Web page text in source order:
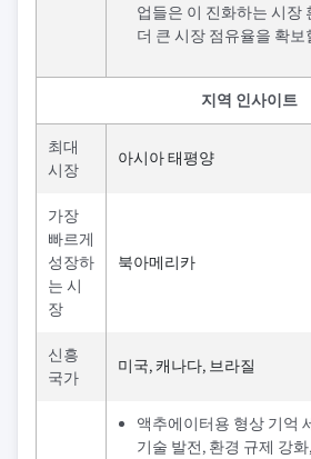
업들은 이 진화하는 시장
더 큰 시장 점유율을 확
지역 인사이트
최대
시장
아시아 태평양
가장
빠르게
성장하
는 시
장
북아메리카
신흥
국가
미국, 캐나다, 브라질
액추에이터용 형상 기억
기술 발전, 환경 규제 강